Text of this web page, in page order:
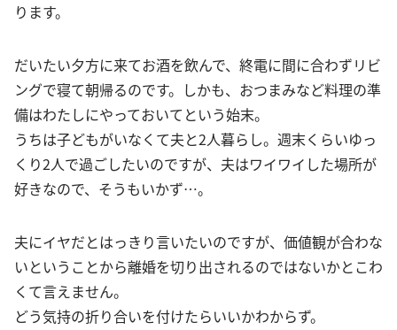
ります。
だいたい夕方に来てお酒を飲んで、終電に間に合わずリビ
ングで寝て朝帰るのです。しかも、おつまみなど料理の準
備はわたしにやっておいてという始末。
うちは子どもがいなくて夫と2人暮らし。週末くらいゆっ
くり2人で過ごしたいのですが、夫はワイワイした場所が
好きなので、そうもいかず…。
夫にイヤだとはっきり言いたいのですが、価値観が合わな
いということから離婚を切り出されるのではないかとこわ
くて言えません。
どう気持の折り合いを付けたらいいかわからず。